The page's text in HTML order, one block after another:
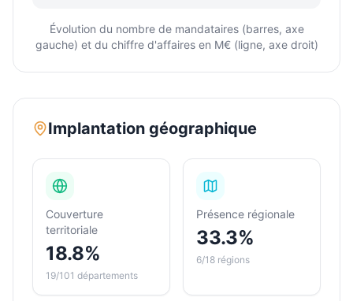
Évolution du nombre de mandataires (barres, axe
gauche) et du chiffre d'affaires en M€ (ligne, axe droit)
Implantation géographique
Couverture
territoriale
18.8%
19/101 départements
Présence régionale
33.3%
6/18 régions